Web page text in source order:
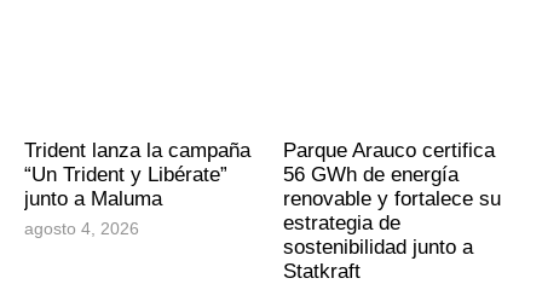
Trident lanza la campaña
“Un Trident y Libérate”
junto a Maluma
agosto 4, 2026
Parque Arauco certifica
56 GWh de energía
renovable y fortalece su
estrategia de
sostenibilidad junto a
Statkraft